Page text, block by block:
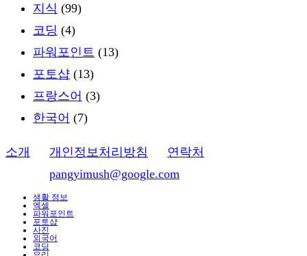
지식 (99)
코딩 (4)
파워포인트 (13)
포토샵 (13)
프랑스어 (3)
한국어 (7)
소개 개인정보처리방침
연락처
pangyimush@google.com
생활 정보
엑셀
파워포인트
포토샵
사진
외국어
코딩